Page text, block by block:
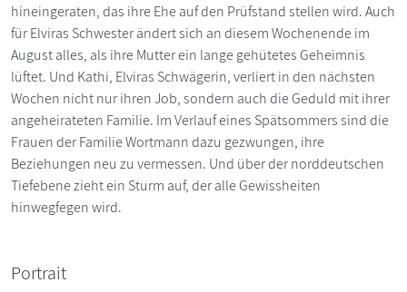
hineingeraten, das ihre Ehe auf den Prüfstand stellen wird. Auch
für Elviras Schwester ändert sich an diesem Wochenende im
August alles, als ihre Mutter ein lange gehütetes Geheimnis
lüftet. Und Kathi, Elviras Schwägerin, verliert in den nächsten
Wochen nicht nur ihren Job, sondern auch die Geduld mit ihrer
angeheirateten Familie. Im Verlauf eines Spätsommers sind die
Frauen der Familie Wortmann dazu gezwungen, ihre
Beziehungen neu zu vermessen. Und über der norddeutschen
Tiefebene zieht ein Sturm auf, der alle Gewissheiten
hinwegfegen wird.
Portrait